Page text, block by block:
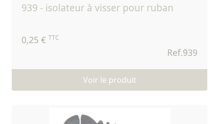
939 - isolateur à visser pour ruban
0,25 € TTC
Ref.939
Voir le produit